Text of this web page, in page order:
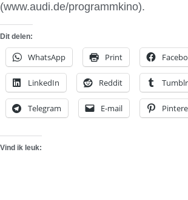
(www.audi.de/programmkino).
Dit delen:
WhatsApp Print
LinkedIn Reddit Tumblr
Telegram E-mail
Vind ik leuk: